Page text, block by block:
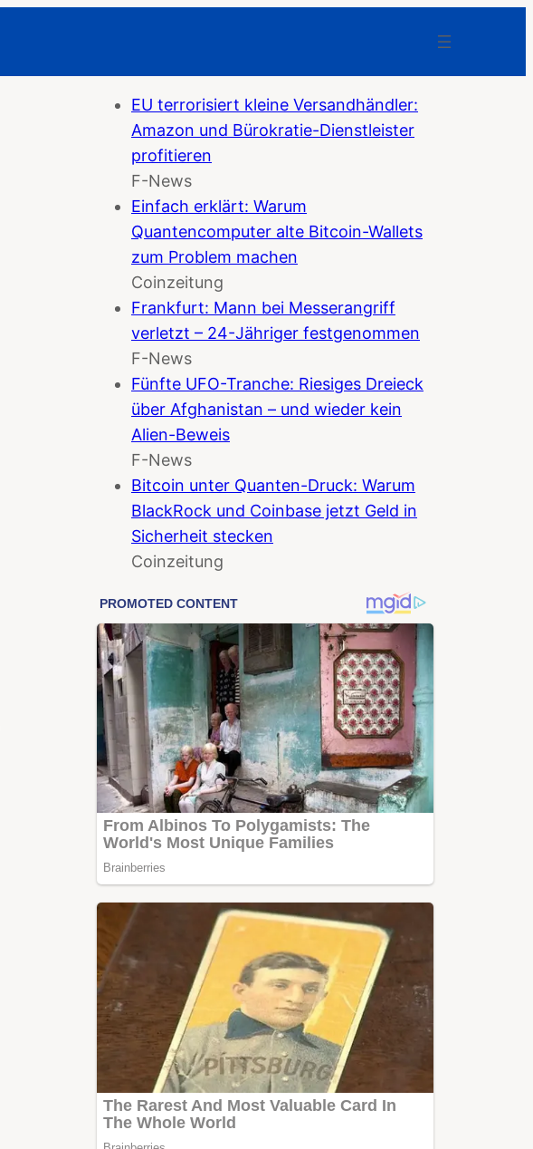
EU terrorisiert kleine Versandhändler:
Amazon und Bürokratie-Dienstleister
profitieren
F-News
Einfach erklärt: Warum
Quantencomputer alte Bitcoin-Wallets
zum Problem machen
Coinzeitung
Frankfurt: Mann bei Messerangriff
verletzt – 24-Jähriger festgenommen
F-News
Fünfte UFO-Tranche: Riesiges Dreieck
über Afghanistan – und wieder kein
Alien-Beweis
F-News
Bitcoin unter Quanten-Druck: Warum
BlackRock und Coinbase jetzt Geld in
Sicherheit stecken
Coinzeitung